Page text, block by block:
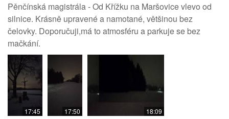
Pěnčínská magistrála - Od Křížku na Maršovice vlevo od
silnice. Krásně upravené a namotané, většinou bez
čelovky. Doporučuji,má to atmosféru a parkuje se bez
mačkání.
17:45 17:50 18:09